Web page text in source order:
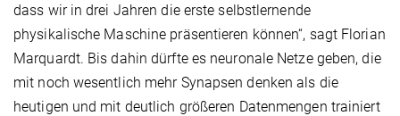
dass wir in drei Jahren die erste selbstlernende
physikalische Maschine präsentieren können“, sagt Florian
Marquardt. Bis dahin dürfte es neuronale Netze geben, die
mit noch wesentlich mehr Synapsen denken als die
heutigen und mit deutlich größeren Datenmengen trainiert